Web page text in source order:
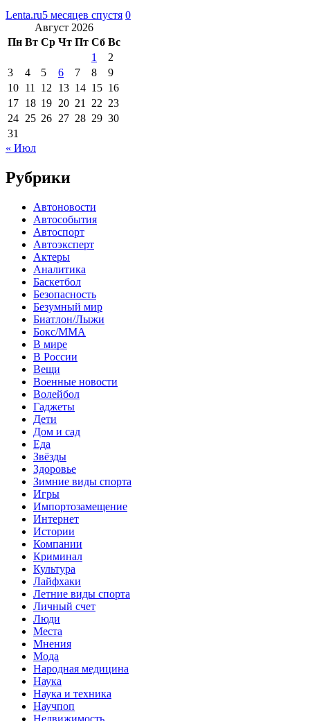
Lenta.ru5 месяцев спустя 0
Август 2026
Пн Вт Ср Чт Пт Сб Вс
1
2
3
4 5 6 7 8
9
10 11 12 13 14 15 16
17 18 19 20 21 22 23
24 25 26 27 28 29 30
31
« Июл
Рубрики
Автоновости
Автособытия
Автоспорт
Автоэксперт
Актеры
Аналитика
Баскетбол
Безопасность
Безумный мир
Биатлон/Лыжи
Бокс/MMA
В мире
В России
Вещи
Военные новости
Волейбол
Гаджеты
Дети
Дом и сад
Еда
Звёзды
Здоровье
Зимние виды спорта
Игры
Импортозамещение
Интернет
Истории
Компании
Криминал
Культура
Лайфхаки
Летние виды спорта
Личный счет
Люди
Места
Мнения
Мода
Народная медицина
Наука
Наука и техника
Научпоп
Недвижимость